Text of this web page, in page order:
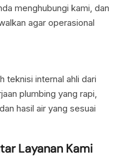
menghubungi kami, dan
agar operasional
teknisi internal ahli dari
plumbing yang rapi,
hasil air yang sesuai
Layanan Kami